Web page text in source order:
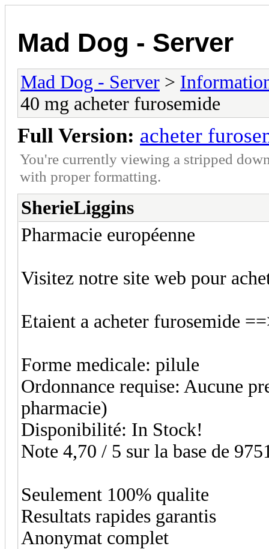
Mad Dog - Server
Mad Dog - Server >
40 mg acheter furosemide
Full Version: acheter
You're currently viewing a stripped
with proper formatting.
SherieLiggins
Pharmacie européenne
Visitez notre site web pour
Etaient a acheter furosemide
Forme medicale: pilule
Ordonnance requise: Aucune
pharmacie)
Disponibilité: In Stock!
Note 4,70 / 5 sur la base de
Seulement 100% qualite
Resultats rapides garantis
Anonymat complet